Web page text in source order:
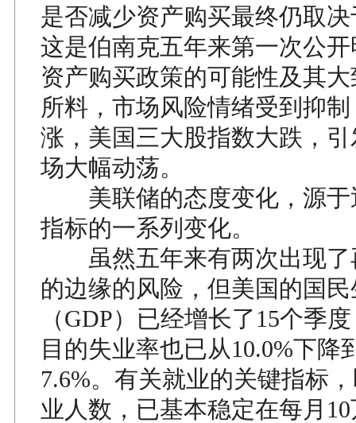
是否减少资产购买最终仍取
这是伯南克五年来第一次公
资产购买政策的可能性及其
所料，市场风险情绪受到抑
涨，美国三大股指数大跌，
场大幅动荡。
美联储的态度变化，源于
指标的一系列变化。
虽然五年来有两次出现了
的边缘的风险，但美国的国
（GDP）已经增长了15个季
目的失业率也已从10.0%下降
7.6%。有关就业的关键指标
业人数，已基本稳定在每月